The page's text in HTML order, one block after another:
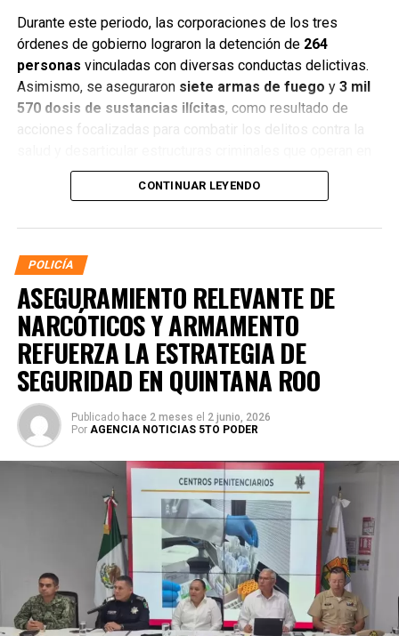
Durante este periodo, las corporaciones de los tres
órdenes de gobierno lograron la detención de 264
personas vinculadas con diversas conductas delictivas.
Asimismo, se aseguraron siete armas de fuego y 3 mil
570 dosis de sustancias ilícitas, como resultado de
acciones focalizadas para combatir los delitos contra la
distintos municipios.
La coordinación tecnológica del C5 y el despliegue
operativo en campo permitieron la recuperación de105
relacionados con reportes de robo o probables
hechos delictivos. Además, se realizaron
24 mil 622
revisiones preventivasa personas y unidades
vehiculares, reforzando la vigilancia en zonas estratégicas
y puntos de alta movilidad.
CONTINUAR LEYENDO
POLICÍA
ASEGURAMIENTO RELEVANTE DE
NARCÓTICOS Y ARMAMENTO
REFUERZA LA ESTRATEGIA DE
SEGURIDAD EN QUINTANA ROO
Publicado hace 2 meses el 2 junio, 2026
Por AGENCIA NOTICIAS 5TO PODER